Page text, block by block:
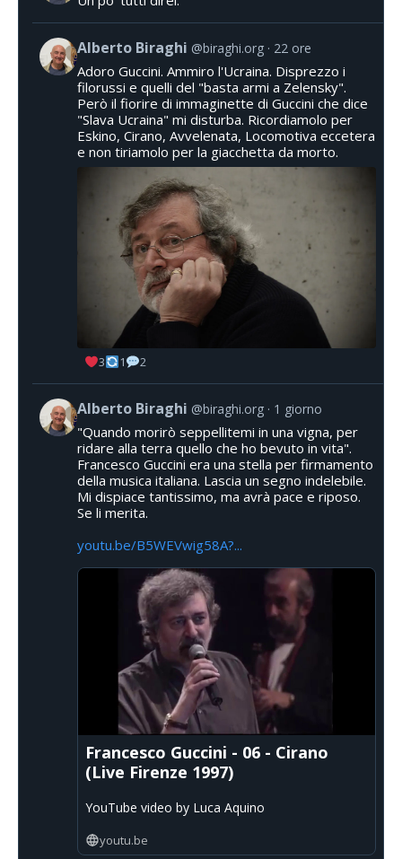
Alberto Biraghi @biraghi.org 22 ore
Adoro Guccini. Ammiro l'Ucraina. Disprezzo i
filorussi e quelli del "basta armi a Zelensky".
Però il fiorire di immaginette di Guccini che dice
"Slava Ucraina" mi disturba. Ricordiamolo per
Eskino, Cirano, Avvelenata, Locomotiva eccetera
e non tiriamolo per la giacchetta da morto.
3 1 2
Alberto Biraghi @biraghi.org 1 giorno
"Quando morirò seppellitemi in una vigna, per
ridare alla terra quello che ho bevuto in vita".
Francesco Guccini era una stella per firmamento
della musica italiana. Lascia un segno indelebile.
Mi dispiace tantissimo, ma avrà pace e riposo.
Se li merita.
youtu.be/B5WEVwig58A?...
Francesco Guccini - 06 - Cirano
(Live Firenze 1997)
YouTube video by Luca Aquino
youtu.be